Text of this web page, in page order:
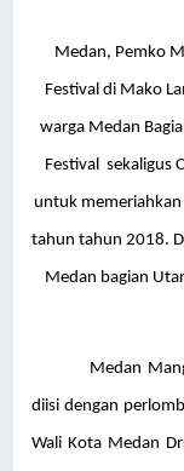
Medan, Pemko
Festival di Mako
warga Medan
Festival sekaligus
untuk memeriahkan
tahun tahun 2018.
Medan bagian
Medan
diisi dengan
Wali Kota Medan